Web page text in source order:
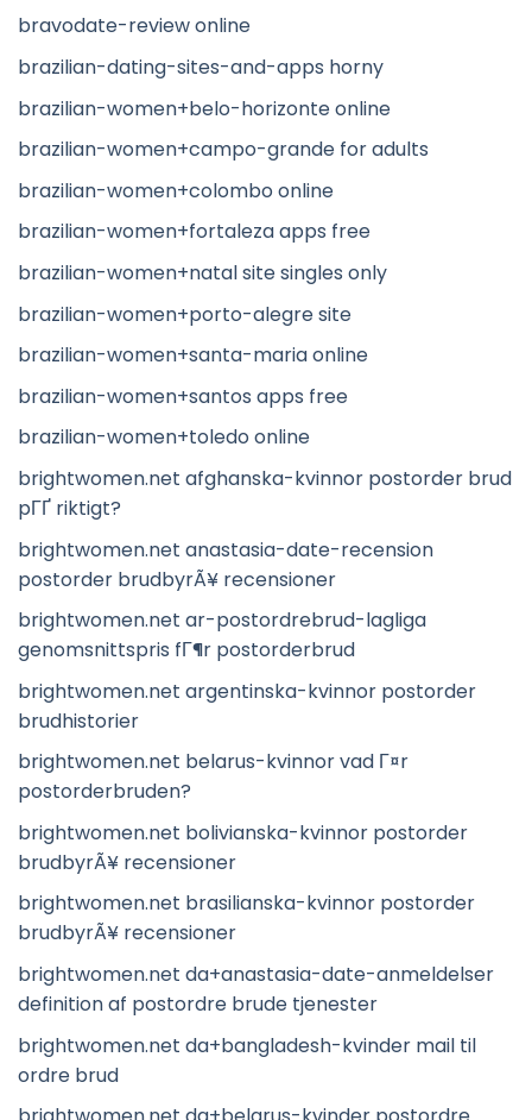
bravodate-review online
brazilian-dating-sites-and-apps horny
brazilian-women+belo-horizonte online
brazilian-women+campo-grande for adults
brazilian-women+colombo online
brazilian-women+fortaleza apps free
brazilian-women+natal site singles only
brazilian-women+porto-alegre site
brazilian-women+santa-maria online
brazilian-women+santos apps free
brazilian-women+toledo online
brightwomen.net afghanska-kvinnor postorder brud
pГҐ riktigt?
brightwomen.net anastasia-date-recension
postorder brudbyrÃ¥ recensioner
brightwomen.net ar-postordrebrud-lagliga
genomsnittspris fГ¶r postorderbrud
brightwomen.net argentinska-kvinnor postorder
brudhistorier
brightwomen.net belarus-kvinnor vad Г¤r
postorderbruden?
brightwomen.net bolivianska-kvinnor postorder
brudbyrÃ¥ recensioner
brightwomen.net brasilianska-kvinnor postorder
brudbyrÃ¥ recensioner
brightwomen.net da+anastasia-date-anmeldelser
definition af postordre brude tjenester
brightwomen.net da+bangladesh-kvinder mail til
ordre brud